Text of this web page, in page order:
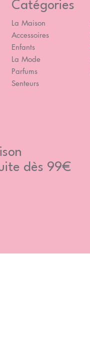
Catégories
La Maison
Accessoires
Enfants
La Mode
Parfums
Senteurs
dès 99€